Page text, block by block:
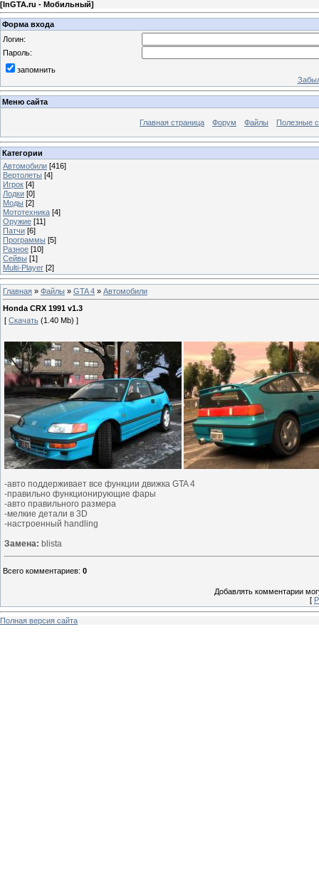
[InGTA.ru - Мобильный]
Форма входа
Логин:
Пароль:
запомнить
Меню сайта
Главная страница Форум Файлы Полезные
Категории
Автомобили [416]
Вертолеты [4]
Игрок [4]
Лодки [0]
Моды [2]
Мототехника [4]
Оружие [11]
Патчи [6]
Программы [5]
Разное [10]
Сейвы [1]
Multi-Player [2]
Главная » Файлы » GTA 4 » Автомобили
Honda CRX 1991 v1.3
[ Скачать (1.40 Mb) ]
-авто поддерживает все функции движка GTA 4
-правильно функционирующие фары
-авто правильного размера
-мелкие детали в 3D
-настроенный handling
Замена: blista
Всего комментариев: 0
Добавлять комментарии
[
Полная версия сайта